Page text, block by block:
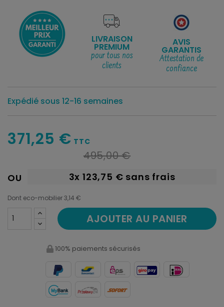
LIVRAISON
PREMIUM
pour tous nos
clients
AVIS
GARANTIS
Attestation de
confiance
Expédié sous 12-16 semaines
371,25 € TTC
495,00 €
OU 3x123,75 € sans frais
Dont eco-mobilier 3,14 €
AJOUTER AU PANIER
100% paiements sécurisés